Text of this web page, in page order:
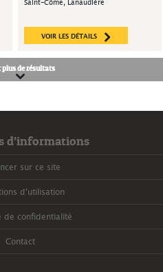
Saint-Côme, Lanaudière
VOIR LES DÉTAILS
de résultats
d’informations
sur ce site
d'utilisation
de confidentialité
Contact